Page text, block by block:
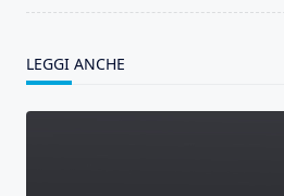
LEGGI ANCHE